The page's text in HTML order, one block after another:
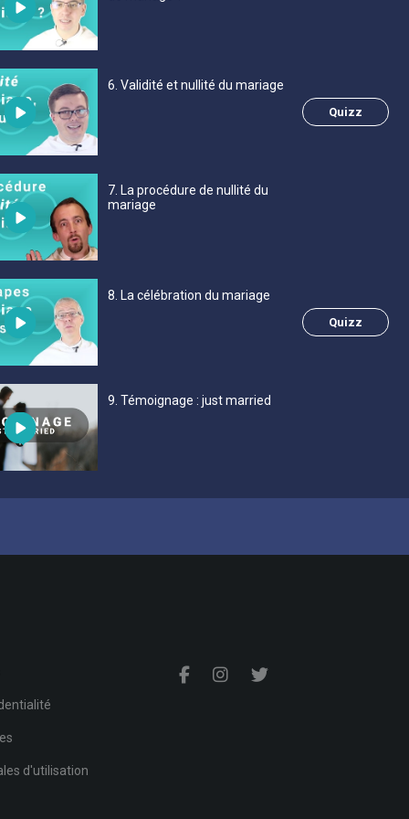
6 . Validité et nullité du mariage
Quizz
7. La procédure de nullité du
mariage
8 . La célébration du mariage
Quizz
9 . Témoignage : just married
d'utilisation